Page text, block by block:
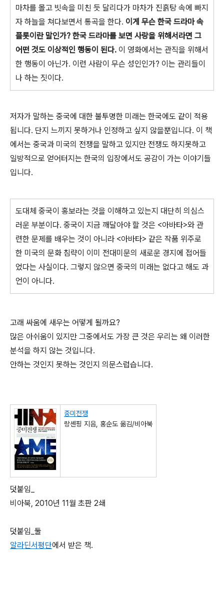
마차를 몰고 빗속을 미친 듯 달리다가 마차가 진흙탕 속에 빠지
자 하늘을 쳐다보면서 통곡을 한다. 이게 무슨 한국 드라마 속
플롯이란 말인가? 한국 드라마를 보면 사랑을 위해서라면 그
어떤 것도 이상적인 행동이 된다. 이 영화에서는 관직을 위해서
한 행동이 아닌가. 이런 사람이 무슨 성인인가? 이는 관리들이
나 하는 짓이다.
저자가 말하는 중국에 대한 불투명한 미래는 한국에도 같이 적용
됩니다. 단지 느끼지 못하거나 인정하고 싶지 않을뿐입니다. 이 책
에서는 중국과 미국의 전쟁을 말하고 있지만 전쟁도 하지못하고
일방적으로 얻어터지는 한국의 입장에서도 공감이 가는 이야기들
입니다.
도대체 중국이 홍보라는 것을 이해하고 있는지 대단히 의심스
러운 부분이다. 중국이 지금 깨달아야 할 것은 <아바타>와 관
련한 문제를 배우는 것이 아니라 <아바타> 같은 작품 위주로
한 미국의 문화 침략이 이미 전대미문의 새로운 경지에 접어들
었다는 사실이다. 그렇지 않으면 중국의 미래는 없다고 해도 과
언이 아니다.
고래 싸움에 새우는 어떻게 될까요?
많은 아쉬움이 있지만 그중에서도 가장 큰 것은 우리는 왜 이러한
분석을 하지 않는 것입니다.
안하는 것인지 못하는 것인지 의문스럽습니다.
중미전쟁
랑셴핑 지음, 홍순도 옮김/비아북
덧붙임_
비아북, 2010년 11월 초판 2쇄
덧붙임_둘
알라딘서평단에서 받은 책.